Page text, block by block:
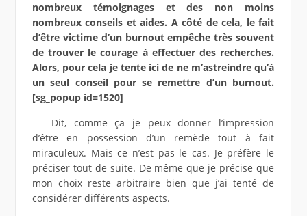
nombreux témoignages et des non moins
nombreux conseils et aides. A côté de cela, le fait
d’être victime d’un burnout empêche très souvent
de trouver le courage à effectuer des recherches.
Alors, pour cela je tente ici de ne m’astreindre qu’à
un seul conseil pour se remettre d’un burnout.
[sg_popup id=1520]
Dit, comme ça je peux donner l’impression
d’être en possession d’un remède tout à fait
miraculeux. Mais ce n’est pas le cas. Je préfère le
préciser tout de suite. De même que je précise que
mon choix reste arbitraire bien que j’ai tenté de
considérer différents aspects.